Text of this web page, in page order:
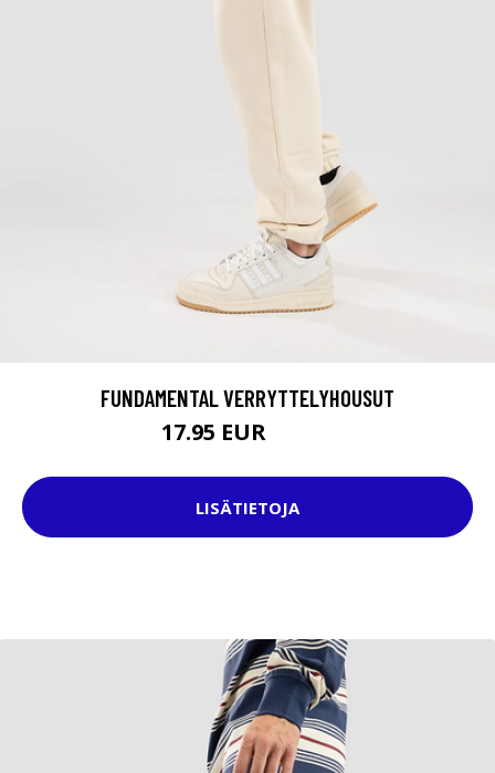
FUNDAMENTAL VERRYTTELYHOUSUT
17.95 EUR
LISÄTIETOJA